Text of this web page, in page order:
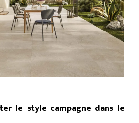
le style campagne dans le